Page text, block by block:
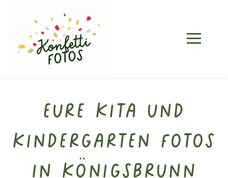
Eure Kita und
Kindergarten Fotos
in Königsbrunn